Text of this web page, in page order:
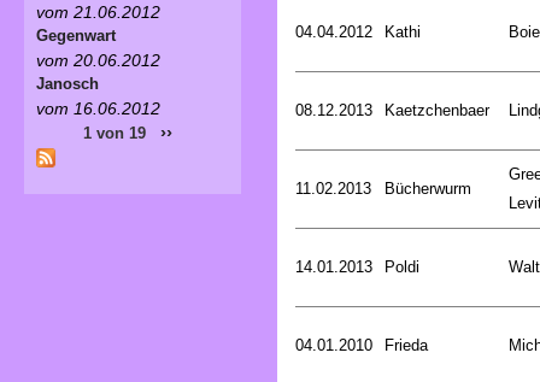
04.04.2012 Kathi
08.12.2013 Kaetzchenbaer
11.02.2013 Bücherwurm
14.01.2013 Poldi
04.01.2010 Frieda
vom 21.06.2012
Gegenwart
vom 20.06.2012
Janosch
vom 16.06.2012
1 von 19 ››